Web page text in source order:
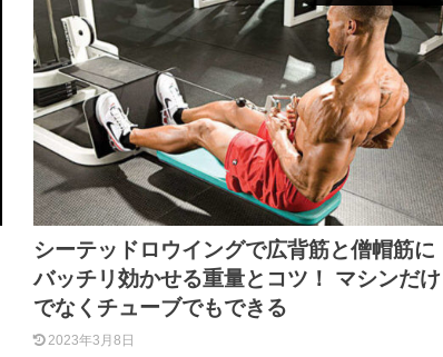
シーテッドロウイングで広背筋と僧帽筋に
バッチリ効かせる重量とコツ！ マシンだけ
でなくチューブでもできる
2023年3月8日